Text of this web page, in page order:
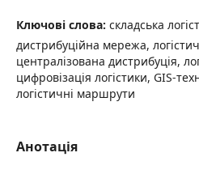
Ключові слова: складська
дистрибуційна мережа,
централізована дистрибуція,
цифровізація логістики, GIS-
логістичні маршрути
Анотація